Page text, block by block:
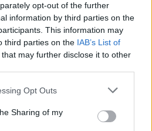
opt-out of the further
information by third parties on the
This information may
third parties on the IAB’s List of
that may further disclose it to other
app uses one or more Google
behaviour. You may click to
and its third-party tags to
Opt Outs
Sharing of my
Nemzeti Menetről –
a drónozást,
hivatalosan engedélyt
felvételek készítésére a